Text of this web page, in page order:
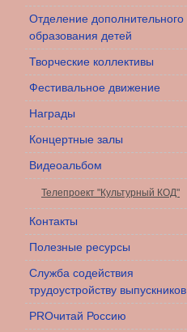
Отделение дополнительного
образования детей
Творческие коллективы
Фестивальное движение
Награды
Концертные залы
Видеоальбом
Телепроект "Культурный КОД"
Контакты
Полезные ресурсы
Служба содействия
трудоустройству выпускников
PROчитай Россию